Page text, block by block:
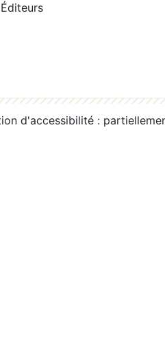
d'accessibilité :